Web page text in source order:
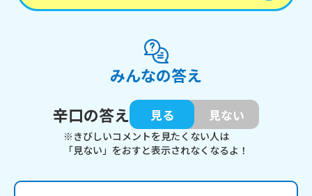
みんなの答え
辛口の答え
見る 見ない
※きびしいコメントを見たくない人は
「見ない」をおすと表示されなくなるよ！